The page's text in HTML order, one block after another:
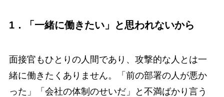
1．「一緒に働きたい」と思われないから
面接官もひとりの人間であり、攻撃的な人とは一
緒に働きたくありません。「前の部署の人が悪か
った」「会社の体制のせいだ」と不満ばかり言う